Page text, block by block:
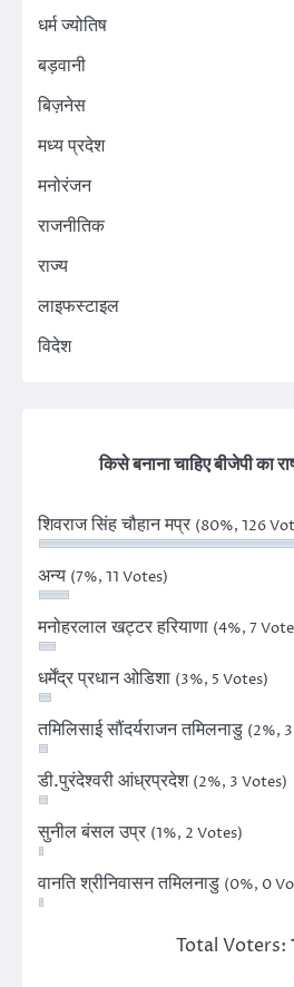
धर्म ज्योतिष
बड़वानी
बिज़नेस
मध्य प्रदेश
मनोरंजन
राजनीतिक
राज्य
लाइफस्टाइल
विदेश
किसे बनाना चाहिए बीजेपी का
शिवराज सिंह चौहान मप्र (80%, 126
अन्य (7%, 11 Votes)
मनोहरलाल खट्टर हरियाणा (4%, 7
धर्मेंद्र प्रधान ओडिशा (3%, 5 Votes)
तमिलिसाई सौंदर्यराजन तमिलनाडु (2%,
डी.पुरंदेश्वरी आंध्रप्रदेश (2%, 3 Votes)
सुनील बंसल उप्र (1%, 2 Votes)
वानति श्रीनिवासन तमिलनाडु (0%, 0
Total Voters: